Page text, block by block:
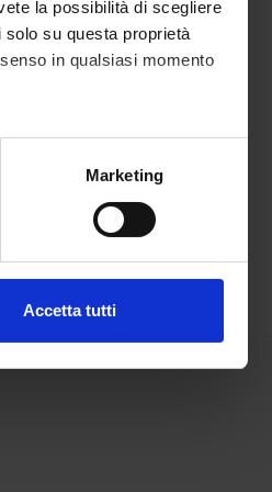
la possibilità di scegliere
su questa proprietà
in qualsiasi momento
metro,
che hai fornito loro o
Marketing
Accetta tutti